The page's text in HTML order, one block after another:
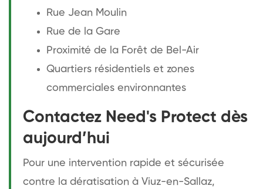
Rue Jean Moulin
Rue de la Gare
Proximité de la Forêt de Bel-Air
Quartiers résidentiels et zones
commerciales environnantes
Contactez Need's Protect dès
aujourd’hui
Pour une intervention rapide et sécurisée
contre la dératisation à Viuz-en-Sallaz,